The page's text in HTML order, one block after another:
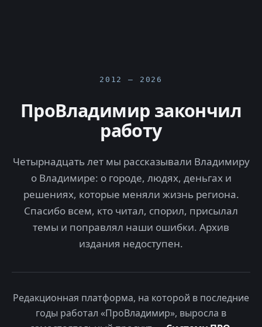
2012 — 2026
ПроВладимир закончил
работу
Четырнадцать лет мы рассказывали Владимиру
о Владимире: о городе, людях, деньгах и
решениях, которые меняли жизнь региона.
Спасибо всем, кто читал, спорил, присылал
темы и поправлял наши ошибки. Архив
издания недоступен.
Редакционная платформа, на которой в последние
годы работал «ПроВладимир», выросла в